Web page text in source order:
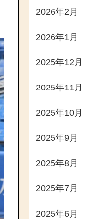
2026年2月
2026年1月
2025年12月
2025年11月
2025年10月
2025年9月
2025年8月
2025年7月
2025年6月